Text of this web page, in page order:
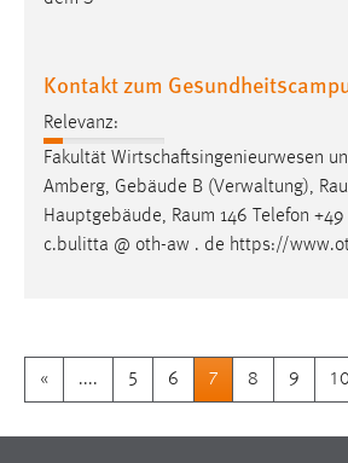
Kontakt zum
Relevanz:
Fakultät Wirtschaftsingenieurwesen
Amberg, Gebäude B (Verwaltung),
Hauptgebäude, Raum 146 Telefon
c.bulitta @ oth-aw . de https://
« .... 5 6 7 8 9 10